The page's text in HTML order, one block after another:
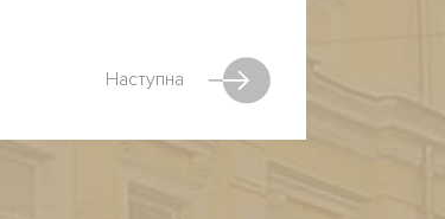
Наступна